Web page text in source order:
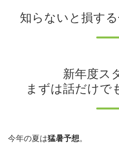
知らないと損す
新年度ス
まずは話だけで
今年の夏は猛暑予想。